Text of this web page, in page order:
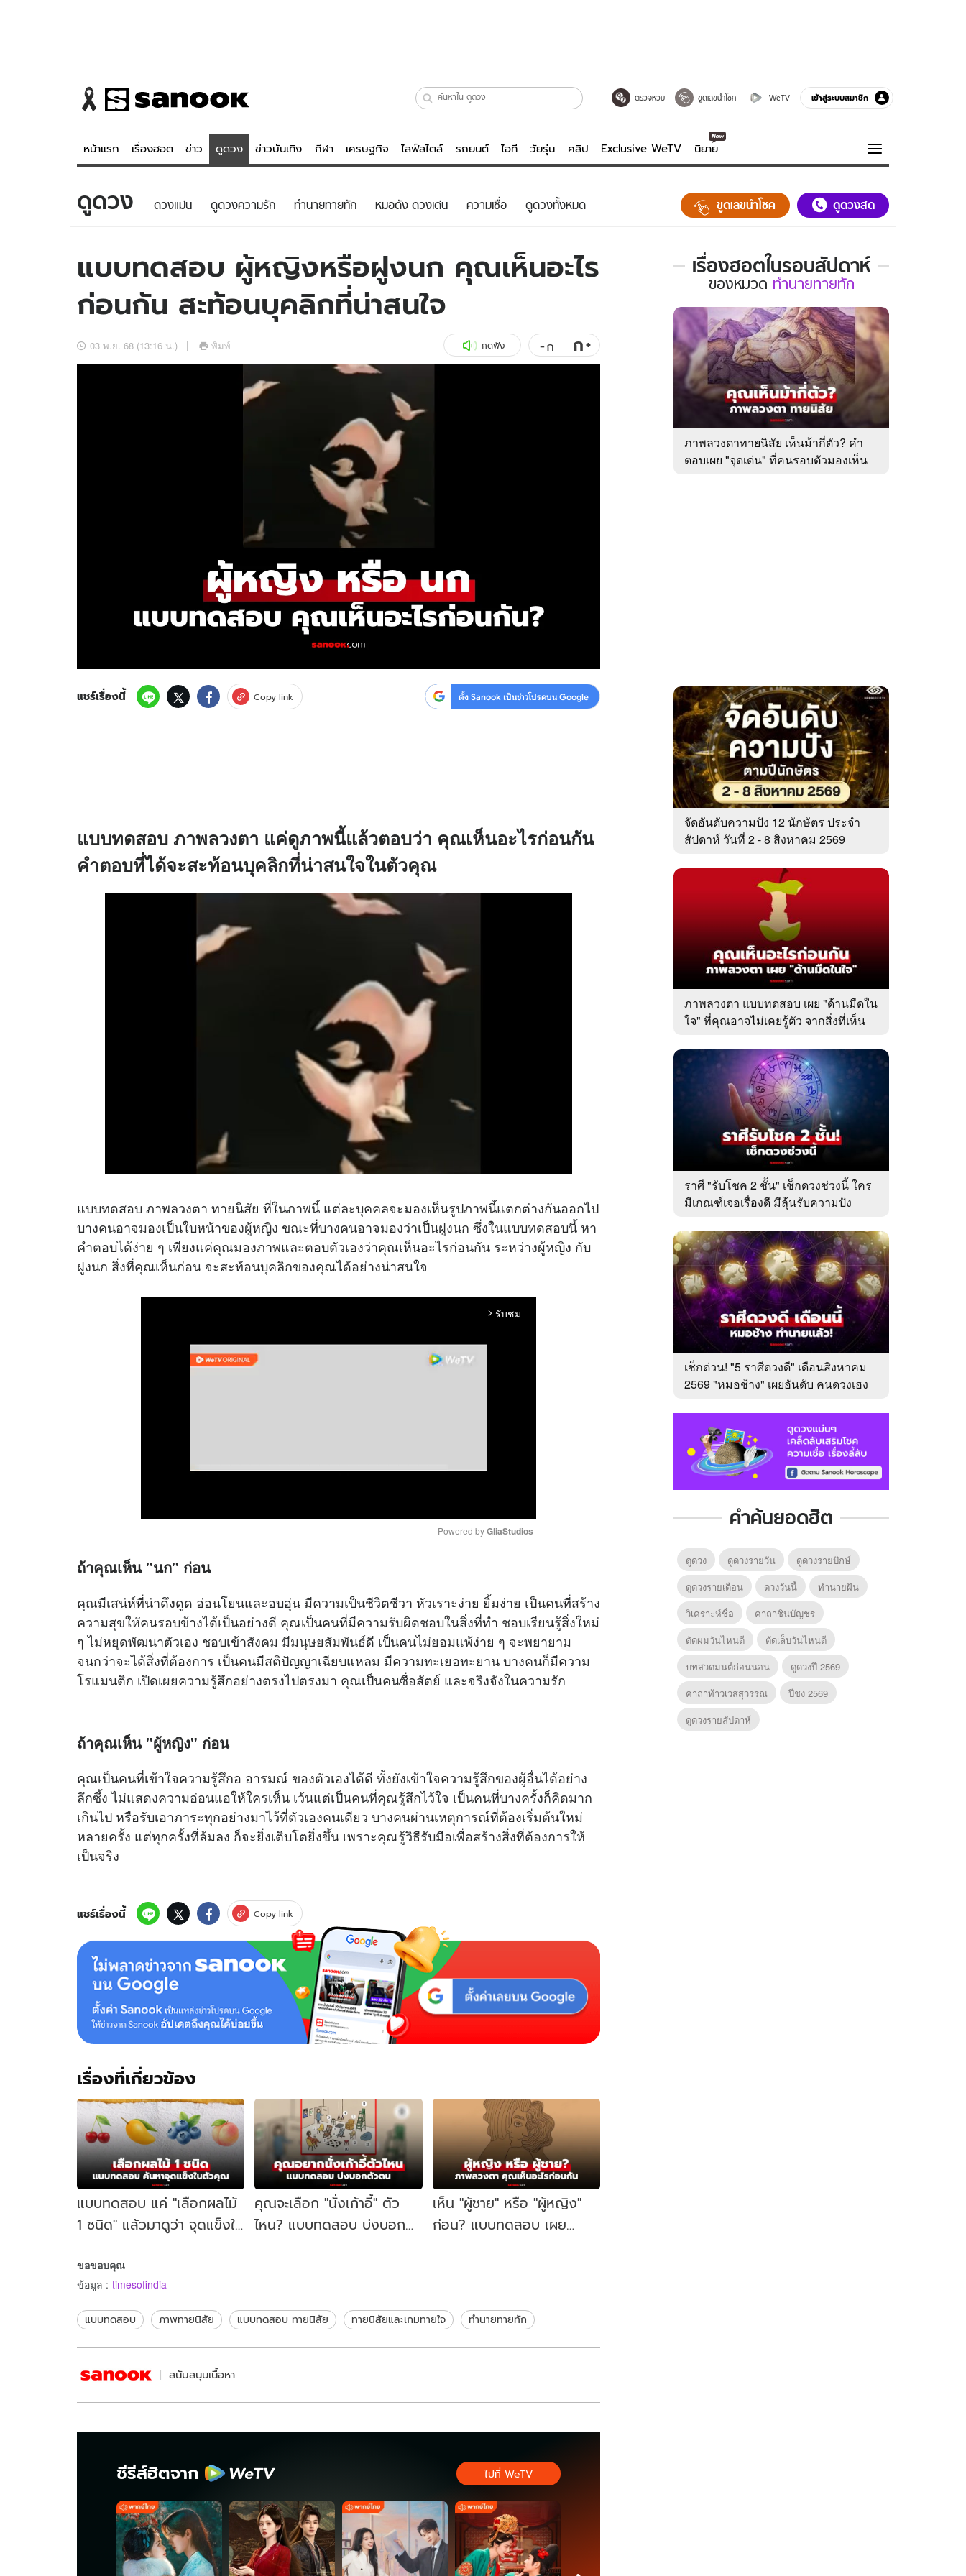
ตรวจหวย ขูดเลขนำโชค WeTV เข้าสู่ระบบสมาชิก
หน้าแรก เรื่องฮอต ข่าว ดูดวง ข่าวบันเทิง กีฬา เศรษฐกิจ ไลฟ์สไตล์ รถยนต์ ไอที วัยรุ่น คลิป Exclusive WeTV นิยาย
ข่าว
ข่าวบันเทิง
ข่าวกีฬา
ข่าวเศรษฐกิจ
อัปเดตจีน
เช็กข่าวชัวร์
ดูดวง - ตรวจหวย
สถิติหวยไทย
หวยลาว
ไลฟ์สไตล์
วัยรุ่น
ไอที
สุขภาพ
เที่ยว-กิน
Sanook Choice
เกมส์
ดูทีวี
WeTV
ความรู้รอบตัว
ฮาวทู
ติดตามสนุกโซเชียลได้ที่
บริษัท อิมเมจ ฟิวเจอร์ (ประเทศไทย) จำกัด
ดูดวง ดวงแม่น ดูดวงความรัก ทํานายทายทัก หมอดัง ดวงเด่น ความเชื่อ ดูดวงทั้งหมด ขูดเลขนำโชค ดูดวงสด
แบบทดสอบ ผู้หญิงหรือฝูงนก คุณเห็นอะไร
ก่อนกัน สะท้อนบุคลิกที่น่าสนใจ
03 พ.ย. 68 (13:16 น.) พิมพ์ กดฟัง -ก ก+
แชร์เรื่องนี้ Copy link ตั้ง Sanook เป็นข่าวโปรดบน Google
แบบทดสอบ ภาพลวงตา แค่ดูภาพนี้แล้วตอบว่า คุณเห็นอะไรก่อนกัน
คำตอบที่ได้จะสะท้อนบุคลิกที่น่าสนใจในตัวคุณ
แบบทดสอบ ภาพลวงตา ทายนิสัย ที่ในภาพนี้ แต่ละบุคคลจะมองเห็นรูปภาพนี้แตกต่างกันออกไป
บางคนอาจมองเป็นใบหน้าของผู้หญิง ขณะที่บางคนอาจมองว่าเป็นฝูงนก ซึ่งในแบบทดสอบนี้ หา
คำตอบได้ง่าย ๆ เพียงแค่คุณมองภาพและตอบตัวเองว่าคุณเห็นอะไรก่อนกัน ระหว่างผู้หญิง กับ
ฝูงนก สิ่งที่คุณเห็นก่อน จะสะท้อนบุคลิกของคุณได้อย่างน่าสนใจ
arrow_forward_ios รับชม
t
e
Powered by GliaStudios
ถ้าคุณเห็น "นก" ก่อน
คุณมีเสน่ห์ที่น่าดึงดูด อ่อนโยนและอบอุ่น มีความเป็นชีวิตชีวา หัวเราะง่าย ยิ้มง่าย เป็นคนที่สร้าง
ความสุขใหัคนรอบข้างได้เป็นอย่างดี คุณเป็นคนที่มีความรับผิดชอบในสิ่งที่ทำ ชอบเรียนรู้สิ่งใหม่
ๆ ไม่หยุดพัฒนาตัวเอง ชอบเข้าสังคม มีมนุษยสัมพันธ์ดี เป็นคนไม่ยอมแพ้ง่าย ๆ จะพยายาม
จนกว่าจะได้สิ่งที่ต้องการ เป็นคนมีสติปัญญาเฉียบแหลม มีความทะเยอทะยาน บางคนก็มีความ
โรแมนติก เปิดเผยความรู้สึกอย่างตรงไปตรงมา คุณเป็นคนซื่อสัตย์ และจริงจังในความรัก
ถ้าคุณเห็น "ผู้หญิง" ก่อน
คุณเป็นคนที่เข้าใจความรู้สึกอ อารมณ์ ของตัวเองได้ดี ทั้งยังเข้าใจความรู้สึกของผู้อื่นได้อย่าง
ลึกซึ้ง ไม่แสดงความอ่อนแอให้ใครเห็น เว้นแต่เป็นคนที่คุณรู้สึกไว้ใจ เป็นคนที่บางครั้งก็คิดมาก
เกินไป หรือรับเอาภาระทุกอย่างมาไว้ที่ตัวเองคนเดียว บางคนผ่านเหตุการณ์ที่ต้องเริ่มต้นใหม่
หลายครั้ง แต่ทุกครั้งที่ล้มลง ก็จะยิ่งเติบโตยิ่งขึ้น เพราะคุณรู้วิธีรับมือเพื่อสร้างสิ่งที่ต้องการให้
เป็นจริง
แชร์เรื่องนี้ Copy link
เรื่องที่เกี่ยวข้อง
แบบทดสอบ แค่ "เลือกผลไม้
1 ชนิด" แล้วมาดูว่า จุดแข็งใน
คุณจะเลือก "นั่งเก้าอี้" ตัว
ไหน? แบบทดสอบ บ่งบอก
เห็น "ผู้ชาย" หรือ "ผู้หญิง"
ก่อน? แบบทดสอบ เผย
ขอขอบคุณ
ข้อมูล : timesofindia
แบบทดสอบ ภาพทายนิสัย แบบทดสอบ ทายนิสัย ทายนิสัยและเกมทายใจ ทำนายทายทัก
สนับสนุนเนื้อหา
ซีรีส์ฮิตจาก ไปที่ WeTV
เรื่องฮอตในรอบสัปดาห์
เรื่อง
ใน
รอบ
สัปดาห์
ของ
หมวด
ทำนาย
ทาย
ของหมวด ทำนายทายทัก
ภาพลวงตาทายนิสัย เห็นม้ากี่ตัว? คำ
ตอบเผย "จุดเด่น" ที่คนรอบตัวมองเห็น
จัดอันดับความปัง 12 นักษัตร ประจำ
สัปดาห์ วันที่ 2 - 8 สิงหาคม 2569
ภาพลวงตา แบบทดสอบ เผย "ด้านมืดใน
ใจ" ที่คุณอาจไม่เคยรู้ตัว จากสิ่งที่เห็น
ราศี "รับโชค 2 ชั้น" เช็กดวงช่วงนี้ ใคร
มีเกณฑ์เจอเรื่องดี มีลุ้นรับความปัง
เช็กด่วน! "5 ราศีดวงดี" เดือนสิงหาคม
2569 "หมอช้าง" เผยอันดับ คนดวงเฮง
คำค้นยอดฮิต
ดูดวง ดูดวงรายวัน
ดูดวงรายปักษ์
ดูดวงรายเดือน
ดวงวันนี้
ทํานายฝัน
วิเคราะห์ชื่อ
คาถาชินบัญชร
ตัดผมวันไหนดี
ตัดเล็บวันไหนดี
บทสวดมนต์ก่อนนอน
ดูดวงปี 2569
คาถาท้าวเวสสุวรรณ
ปีชง 2569
ดูดวงรายสัปดาห์